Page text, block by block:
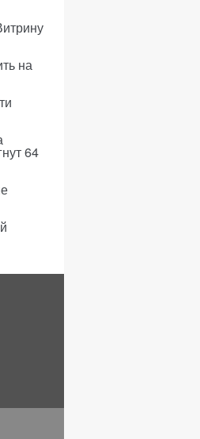
на
64